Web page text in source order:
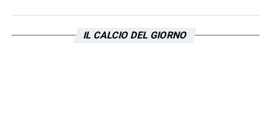
TMW, spunta il nome diMatteo Cancellieri
IL CALCIO DEL GIORNO